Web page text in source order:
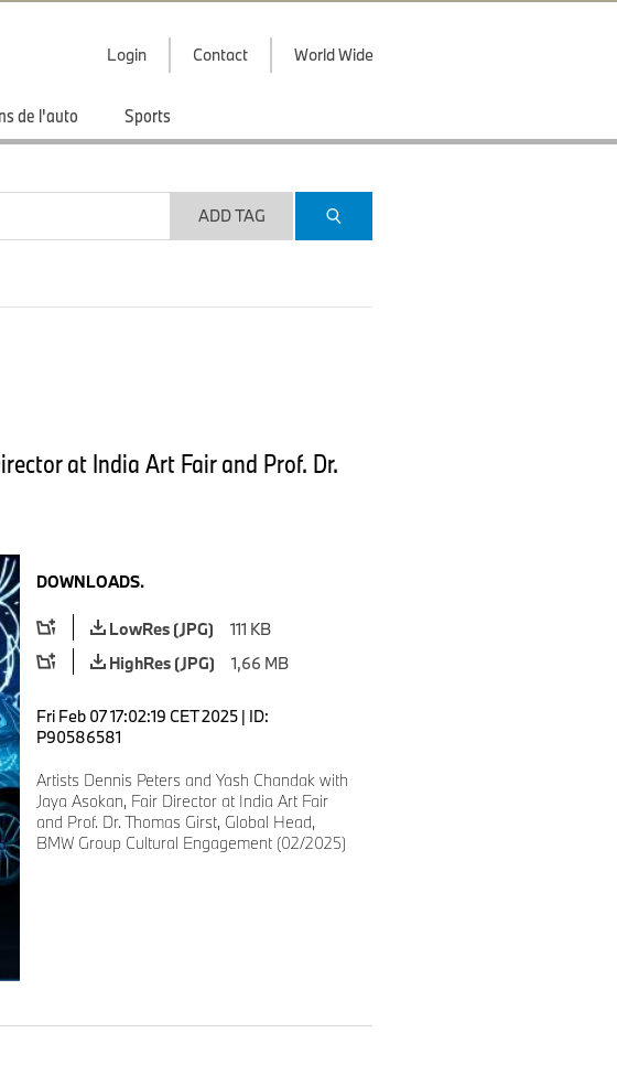
Login Contact World Wide
de l'auto Sports
ADD TAG
at India Art Fair and Prof. Dr.
DOWNLOADS.
LowRes (JPG)
111 KB
HighRes (JPG)
1,66 MB
Fri Feb 07 17:02:19 CET 2025 | ID:
P90586581
Artists Dennis Peters and Yash Chandak with
Jaya Asokan, Fair Director at India Art Fair
and Prof. Dr. Thomas Girst, Global Head,
BMW Group Cultural Engagement (02/2025)